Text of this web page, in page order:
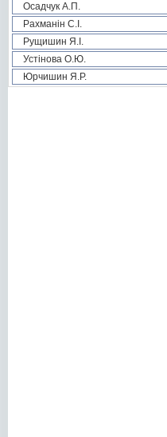
Осадчук А.П.
Рахманін С.І.
Рущишин Я.І.
Устінова О.Ю.
Юрчишин Я.Р.